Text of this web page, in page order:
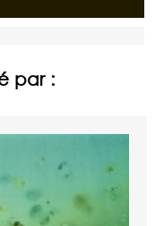
par :